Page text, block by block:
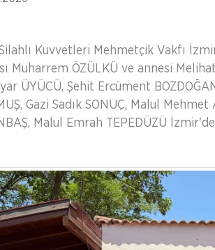
Kuvvetleri Mehmetçik Vakfı
Muharrem ÖZÜLKÜ ve annesi
ÜYÜCÜ, Şehit Ercüment
Gazi Sadık SONUÇ, Malul
Malul Emrah TEPEDÜZÜ